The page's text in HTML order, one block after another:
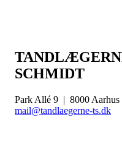
SCHMIDT
Park Allé 9 | 8000
mail@tandlaegerne-ts.dk